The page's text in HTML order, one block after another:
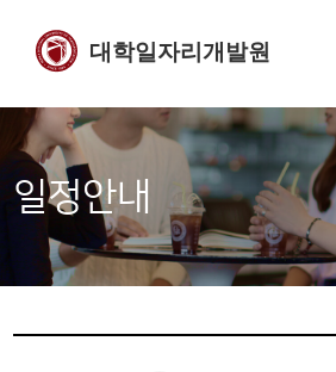
대학일자리개발원
일정안내